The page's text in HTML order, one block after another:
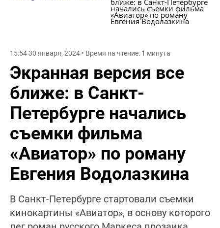
ближе: в Санкт-Петербурге
начались съемки фильма
«Авиатор» по роману
Евгения Водолазкина
15:54 30 января, 2024 • Время на чтение: 1 минута
Экранная версия все
ближе: в Санкт-
Петербурге начались
съемки фильма
«Авиатор» по роману
Евгения Водолазкина
В Санкт-Петербурге стартовали съемки
кинокартины «Авиатор», в основу которого